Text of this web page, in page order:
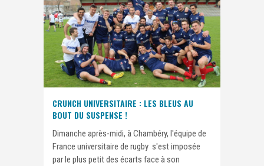
CRUNCH UNIVERSITAIRE : LES BLEUS AU
BOUT DU SUSPENSE !
Dimanche après-midi, à Chambéry, l'équipe de
France universitaire de rugby s'est imposée
par le plus petit des écarts face à son